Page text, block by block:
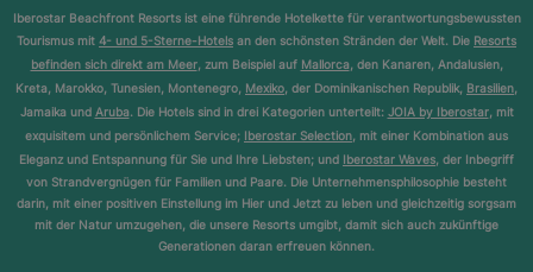
Iberostar Beachfront Resorts ist eine führende Hotelkette für verantwortungsbewussten
Tourismus mit 4- und 5-Sterne-Hotels an den schönsten Stränden der Welt. Die Resorts
befinden sich direkt am Meer, zum Beispiel auf Mallorca, den Kanaren, Andalusien,
Kreta, Marokko, Tunesien, Montenegro, Mexiko, der Dominikanischen Republik, Brasilien,
Jamaika und Aruba. Die Hotels sind in drei Kategorien unterteilt: JOIA by Iberostar, mit
exquisitem und persönlichem Service; Iberostar Selection, mit einer Kombination aus
Eleganz und Entspannung für Sie und Ihre Liebsten; und Iberostar Waves, der Inbegriff
von Strandvergnügen für Familien und Paare. Die Unternehmensphilosophie besteht
darin, mit einer positiven Einstellung im Hier und Jetzt zu leben und gleichzeitig sorgsam
mit der Natur umzugehen, die unsere Resorts umgibt, damit sich auch zukünftige
Generationen daran erfreuen können.